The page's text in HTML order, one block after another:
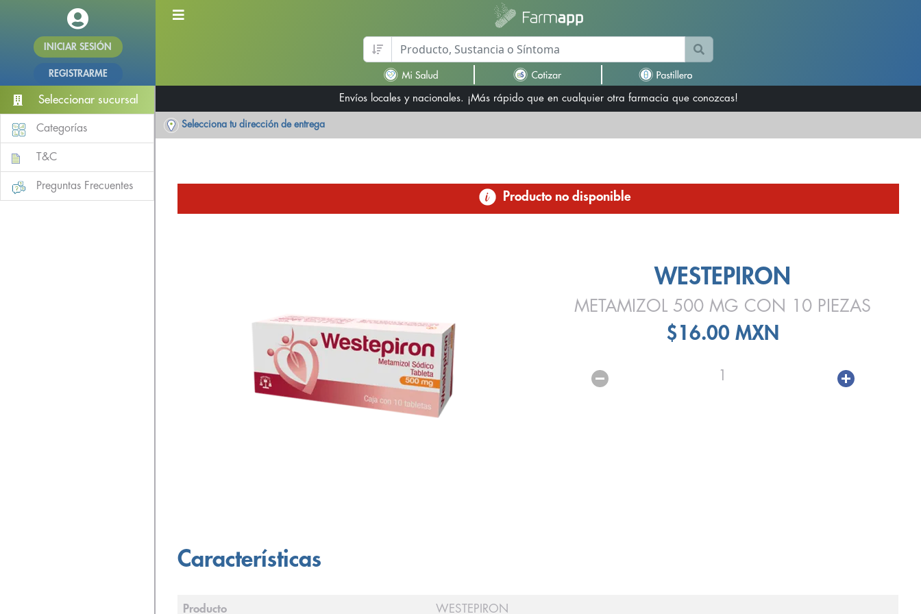
INICIAR SESIÓN
REGISTRARME
Seleccionar sucursal
Categorías
T&C
Preguntas Frecuentes
Envíos locales y nacionales. ¡Más rápido que en cualquier otra farmacia que conozcas!
Selecciona tu dirección de entrega
Producto no disponible
WESTEPIRON
METAMIZOL 500 MG CON 10 PIEZAS
$16.00 MXN
1
Características
Producto WESTEPIRON